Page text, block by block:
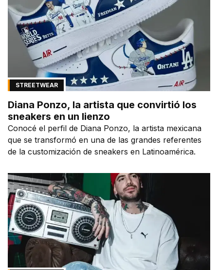
STREETWEAR
Diana Ponzo, la artista que convirtió los
sneakers en un lienzo
Conocé el perfil de Diana Ponzo, la artista mexicana
que se transformó en una de las grandes referentes
de la customización de sneakers en Latinoamérica.